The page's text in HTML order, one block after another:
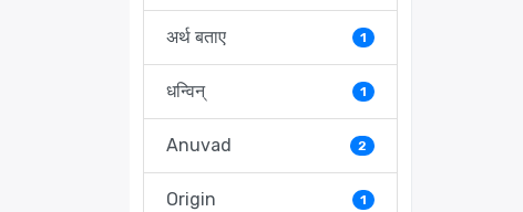
अर्थ बताए 1
धन्विन् 1
Anuvad 2
Origin 1